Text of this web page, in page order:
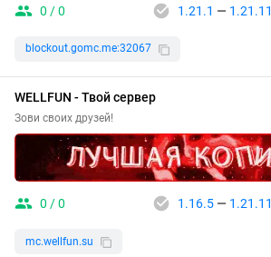
0 / 0 1.21.1 — 1.21.11
blockout.gomc.me:32067
WELLFUN - Твой сервер
Зови своих друзей!
0 / 0 1.16.5— 1.21.11
mc.wellfun.su